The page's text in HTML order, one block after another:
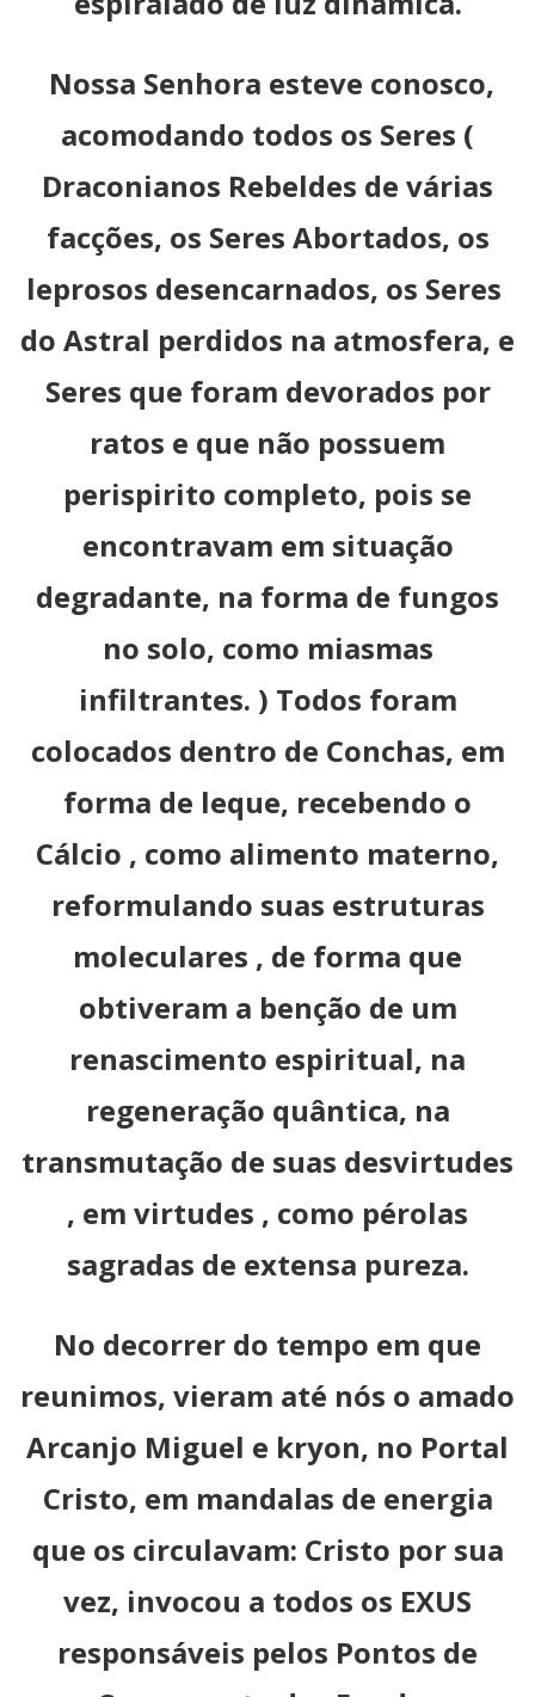
Nossa Senhora esteve conosco,
acomodando todos os Seres (
Draconianos Rebeldes de várias
facções, os Seres Abortados, os
leprosos desencarnados, os Seres
do Astral perdidos na atmosfera, e
Seres que foram devorados por
ratos e que não possuem
perispirito completo, pois se
encontravam em situação
degradante, na forma de fungos
no solo, como miasmas
infiltrantes. ) Todos foram
colocados dentro de Conchas, em
forma de leque, recebendo o
Cálcio , como alimento materno,
reformulando suas estruturas
moleculares , de forma que
obtiveram a benção de um
renascimento espiritual, na
regeneração quântica, na
transmutação de suas desvirtudes
, em virtudes , como pérolas
sagradas de extensa pureza.
No decorrer do tempo em que
reunimos, vieram até nós o amado
Arcanjo Miguel e kryon, no Portal
Cristo, em mandalas de energia
que os circulavam: Cristo por sua
vez, invocou a todos os EXUS
responsáveis pelos Pontos de